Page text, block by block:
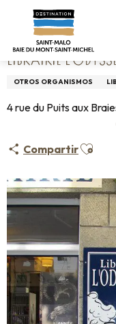
contenu
principal
Home Librairie
LIBRAIRIE
OTROS ORGANISMOS
4 rue du Puits aux
CompartirAjouter